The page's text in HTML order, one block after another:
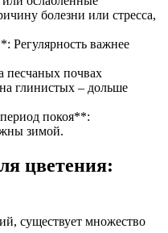
болезни или стресса,
Регулярность важнее
почвах
глинистых – дольше
покоя**:
зимой.
цветения:
существует множество